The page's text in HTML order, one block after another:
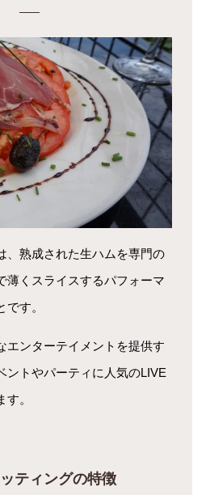
、熟成された生ハムを専門の
薄くスライスするパフォーマ
す。
エンターテイメントを提供す
ントやパーティに人気のLIVE
。
ティングの特徴